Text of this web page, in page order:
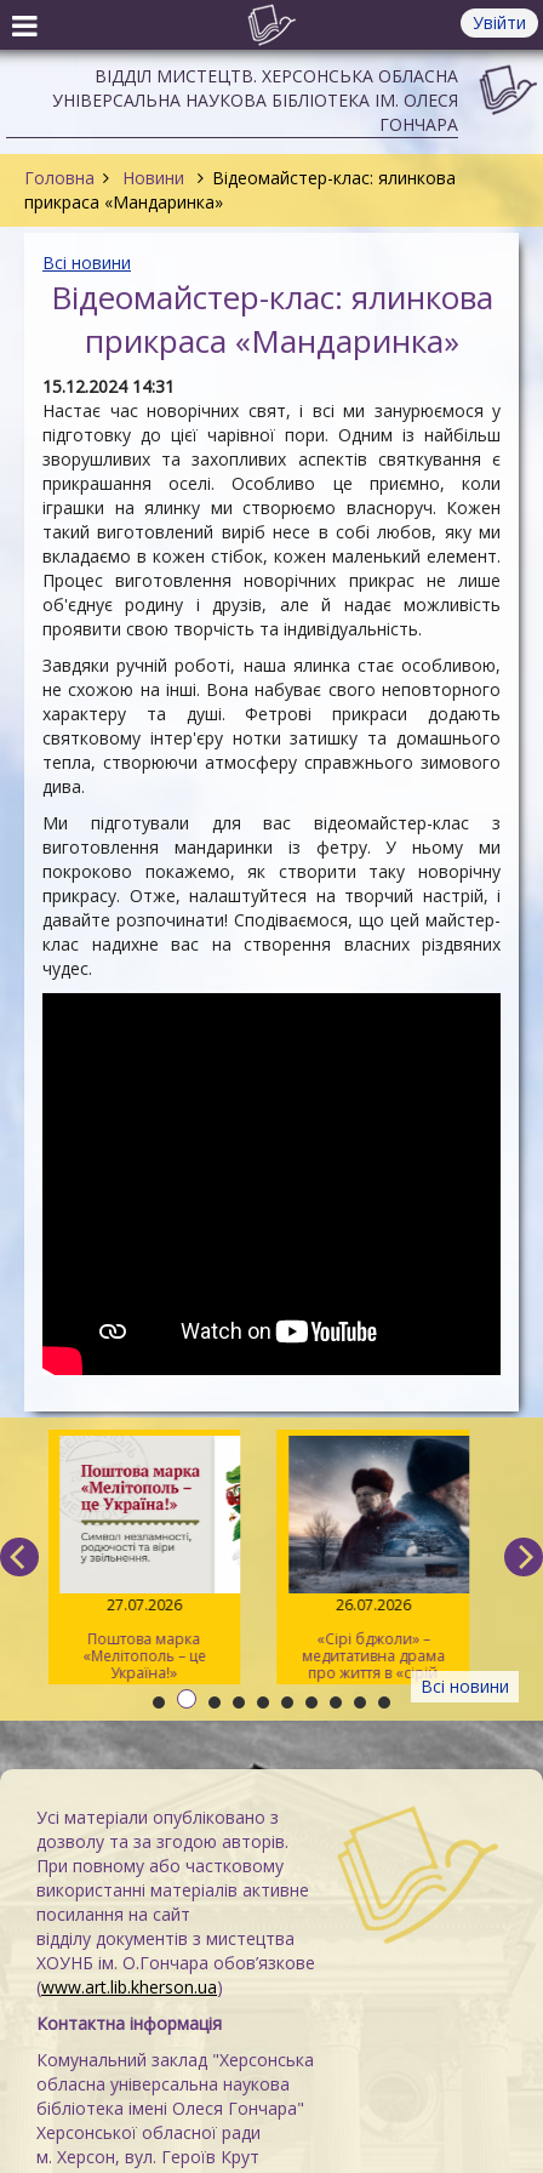
Увійти
ВІДДІЛ МИСТЕЦТВ. ХЕРСОНСЬКА ОБЛАСНА
УНІВЕРСАЛЬНА НАУКОВА БІБЛІОТЕКА ІМ. ОЛЕСЯ
ГОНЧАРА
Головна Новини
Відеомайстер-клас: ялинкова
прикраса «Мандаринка»
Всі новини
Відеомайстер-клас: ялинкова
прикраса «Мандаринка»
15.12.2024 14:31
Настає час новорічних свят, і всі ми занурюємося у
підготовку до цієї чарівної пори. Одним із найбільш
зворушливих та захопливих аспектів святкування є
прикрашання оселі. Особливо це приємно, коли
іграшки на ялинку ми створюємо власноруч. Кожен
такий виготовлений виріб несе в собі любов, яку ми
вкладаємо в кожен стібок, кожен маленький елемент.
Процес виготовлення новорічних прикрас не лише
об'єднує родину і друзів, але й надає можливість
проявити свою творчість та індивідуальність.
Завдяки ручній роботі, наша ялинка стає особливою,
не схожою на інші. Вона набуває свого неповторного
характеру та душі. Фетрові прикраси додають
святковому інтер'єру нотки затишку та домашнього
тепла, створюючи атмосферу справжнього зимового
дива.
Ми підготували для вас відеомайстер-клас з
виготовлення мандаринки із фетру. У ньому ми
покроково покажемо, як створити таку новорічну
прикрасу. Отже, налаштуйтеся на творчий настрій, і
давайте розпочинати! Сподіваємося, що цей майстер-
клас надихне вас на створення власних різдвяних
чудес.
Всі новини
27.07.2026
Поштова марка
«Мелітополь – це
Україна!»
26.07.2026
«Сірі бджоли» –
медитативна драма
про життя в «сірій
зоні»
Усі матеріали опубліковано з
дозволу та за згодою авторів.
При повному або частковому
використанні матеріалів активне
посилання на сайт
відділу документів з мистецтва
ХОУНБ ім. О.Гончара обов’язкове
(www.art.lib.kherson.ua)
Контактна інформація
Комунальний заклад "Херсонська
обласна універсальна наукова
бібліотека імені Олеся Гончара"
Херсонської обласної ради
м. Херсон, вул. Героїв Крут